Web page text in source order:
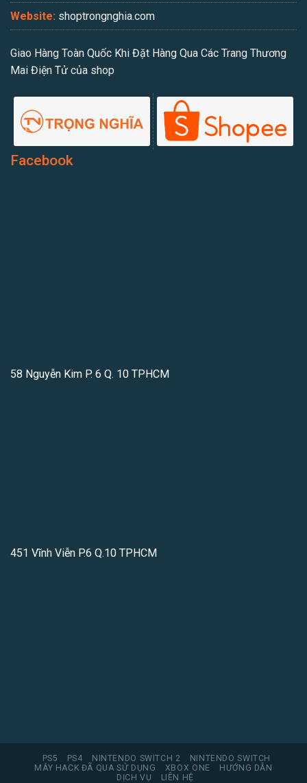
Website: shoptrongnghia.com
Giao Hàng Toàn Quốc Khi Đặt Hàng Qua Các Trang Thương
Mai Điện Tử của shop
Facebook
58 Nguyễn Kim P. 6 Q. 10 TPHCM
451 Vĩnh Viễn P.6 Q.10 TPHCM
PS5 PS4 NINTENDO SWITCH 2
NINTENDO SWITCH
MÁY HACK ĐÃ QUA SỬ DỤNG
XBOX ONE
HƯỚNG DẪN
DỊCH VỤ
LIÊN HỆ